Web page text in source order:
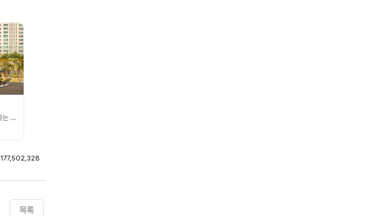
명동거리에서 춘천역으로 향하는 길목인 소양로 2가에는 작은 공원이 있는데, 이곳에 보물 제77호 춘천 칠층 석탑이 있다. 춘천 칠층 석탑이 자리한 위치는 왕복 4차선 도로와 대단위 아파트 단지 사이라서 과거와 현재가 공존하는 듯한 분위기다. 한국전쟁 당시 춘천 칠층 석탑은 총탄에 맞고 불에 그을리며 심한 손상을 입었다. 하지만 2000년에 진행된 전면적인 보수공사로 춘천 칠층 석탑은 어느 정도 본모습을 되찾았다. 2018년에는 지금의 자리로 옮겨졌다.
177,502,328
목록